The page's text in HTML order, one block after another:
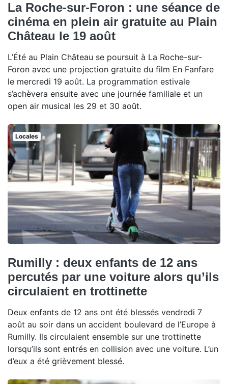
La Roche-sur-Foron : une séance de
cinéma en plein air gratuite au Plain
Château le 19 août
L’Été au Plain Château se poursuit à La Roche-sur-
Foron avec une projection gratuite du film En Fanfare
le mercredi 19 août. La programmation estivale
s’achèvera ensuite avec une journée familiale et un
open air musical les 29 et 30 août.
Locales
Rumilly : deux enfants de 12 ans
percutés par une voiture alors qu’ils
circulaient en trottinette
Deux enfants de 12 ans ont été blessés vendredi 7
août au soir dans un accident boulevard de l’Europe à
Rumilly. Ils circulaient ensemble sur une trottinette
lorsqu’ils sont entrés en collision avec une voiture. L’un
d’eux a été grièvement blessé.